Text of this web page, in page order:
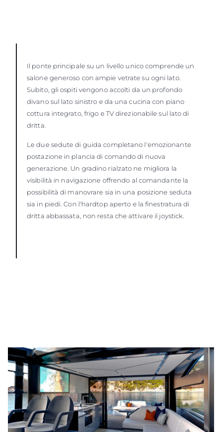
Il ponte principale su un livello unico comprende un
salone generoso con ampie vetrate su ogni lato.
Subito, gli ospiti vengono accolti da un profondo
divano sul lato sinistro e da una cucina con piano
cottura integrato, frigo e TV direzionabile sul lato di
dritta.
Le due sedute di guida completano l'emozionante
postazione in plancia di comando di nuova
generazione. Un gradino rialzato ne migliora la
visibilità in navigazione offrendo al comandante la
possibilità di manovrare sia in una posizione seduta
sia in piedi. Con l'hardtop aperto e la finestratura di
dritta abbassata, non resta che attivare il joystick.